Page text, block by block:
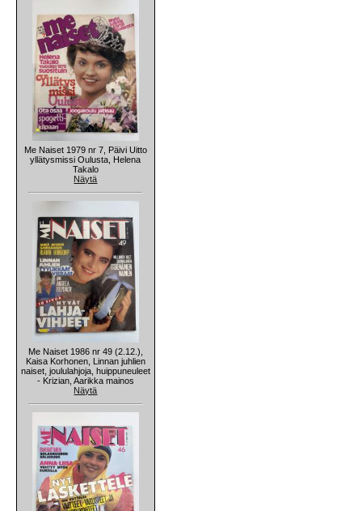
Me Naiset 1979 nr 7, Päivi Uitto
yllätysmissi Oulusta, Helena
Takalo
Näytä
Me Naiset 1986 nr 49 (2.12.),
Kaisa Korhonen, Linnan juhlien
naiset, joululahjoja, huippuneuleet
- Krizian, Aarikka mainos
Näytä